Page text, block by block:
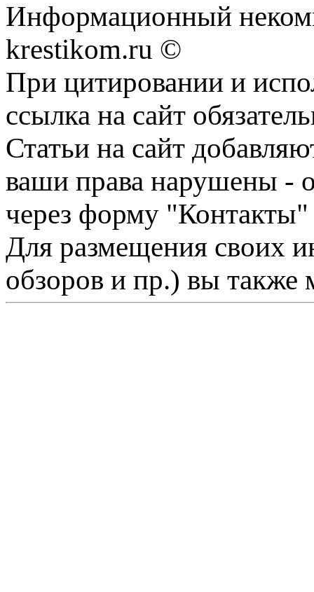
Информационный
krestikom.ru ©
При цитировании и
ссылка на сайт
Статьи на сайт
ваши права нарушены -
через форму "Контакты"
Для размещения своих
обзоров и пр.) вы также